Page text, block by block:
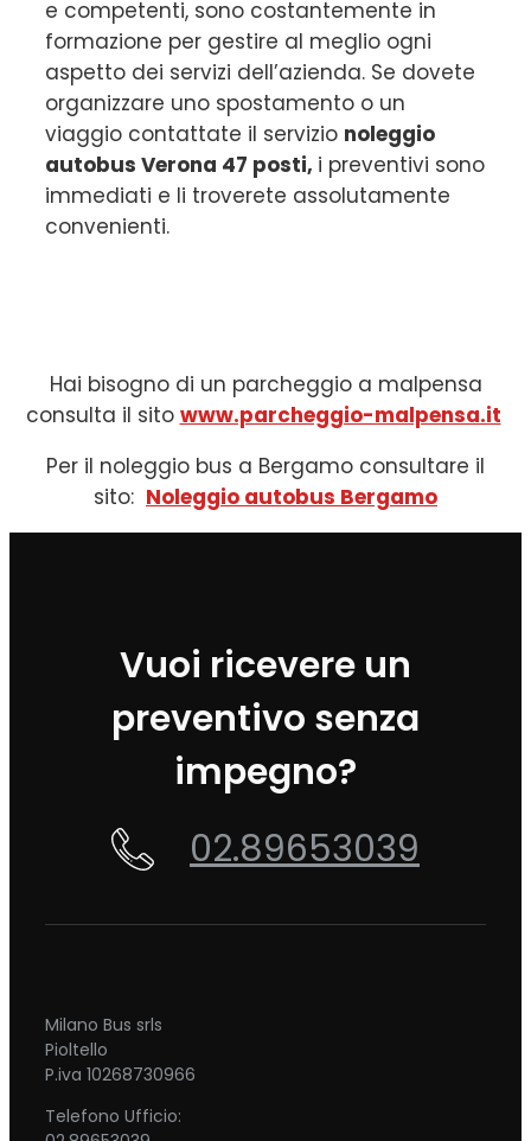
e competenti, sono costantemente in
formazione per gestire al meglio ogni
aspetto dei servizi dell’azienda. Se dovete
organizzare uno spostamento o un
viaggio contattate il servizio noleggio
autobus Verona 47 posti, i preventivi sono
immediati e li troverete assolutamente
convenienti.
Hai bisogno di un parcheggio a malpensa
consulta il sito www.parcheggio-malpensa.it
Per il noleggio bus a Bergamo consultare il
sito: Noleggio autobus Bergamo
Vuoi ricevere un
preventivo senza
impegno?
02.89653039
Milano Bus srls
Pioltello
P.iva 10268730966
Telefono Ufficio: